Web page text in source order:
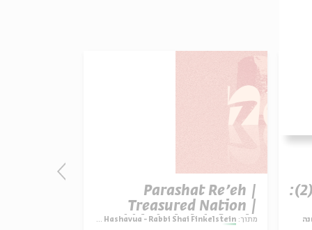
Parashat Re’eh |
Treasured Nation |
Rabbi Shai Finkelstein
מתוך: Parashat Hashavua - Rabbi Shai Finkelstein
פרק 507 – אווה אילוז (2):